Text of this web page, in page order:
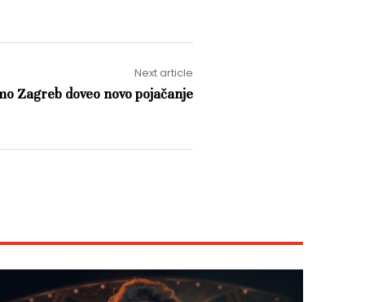
Next article
Zagreb doveo novo pojačanje